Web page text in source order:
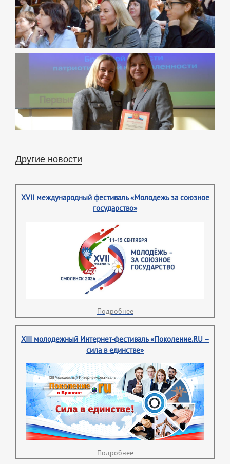
Другие новости
XVII международный фестиваль «Молодежь за союзное
государство»
Подробнее
XIII молодежный Интернет-фестиваль «Поколение.RU –
сила в единстве»
Подробнее